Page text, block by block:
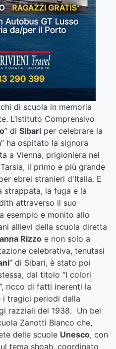
di scuola in memoria
L’Istituto Comprensivo
” di Sibari per celebrare la
” ha ospitato la signora
a Vienna, prigioniera nel
il primo e più grande
ebrei stranieri d'Italia. E
strappata, la fuga e la
attraverso il suo
esempio e monito allo
allievi della scuola diretta
Rizzo e non solo a
celebrativa, tenutasi
” di Sibari, è stato poi
dal titolo “I colori
ricco di fatti inerenti la
i tragici periodi dalla
razziali del 1938. Un bel
Zanotti Bianco che,
delle scuole Unesco, con
tema shoah, coordinato